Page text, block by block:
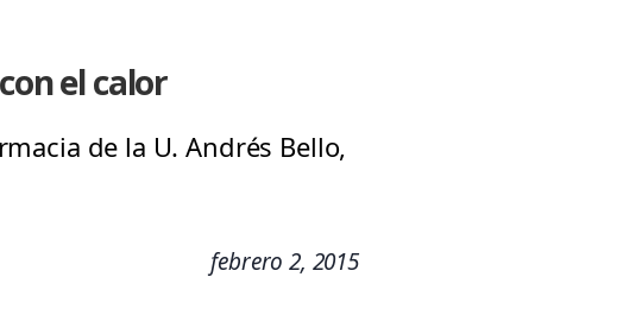
el calor
de la U. Andrés Bello,
febrero 2, 2015